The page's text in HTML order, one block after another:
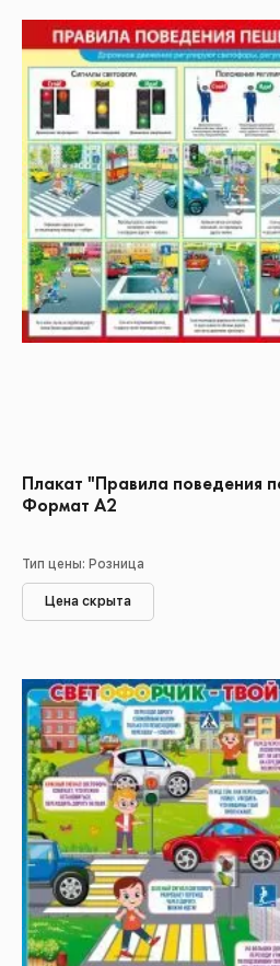
Плакат "Правила поведения
Формат А2
Тип цены: Розница
Цена скрыта